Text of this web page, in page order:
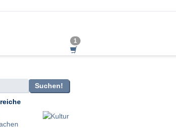
1
Suchen!